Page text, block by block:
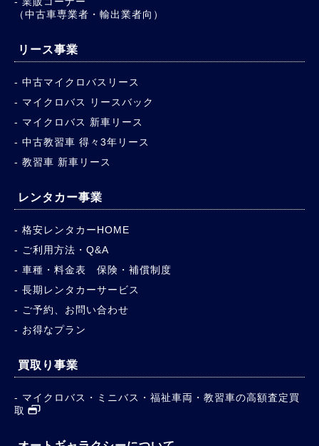
（中古車専業者・輸出業者向）
リース事業
中古マイクロバスリース
マイクロバス リースバック
マイクロバス 新車リース
中古教習車 得々3年リース
教習車 新車リース
レンタカー事業
格安レンタカーHOME
ご利用方法・Q&A
車種・料金表 保険・補償制度
長期レンタカーサービス
ご予約、お問い合わせ
お得なプラン
買取り事業
マイクロバス・ミニバス・福祉車両・教習車の高額査定買
取